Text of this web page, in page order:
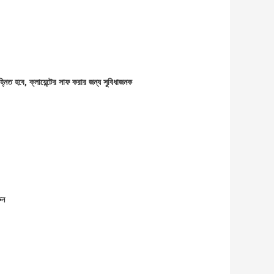
হবে, ক্লায়েন্টের সাফ করার জন্য সুবিধাজনক